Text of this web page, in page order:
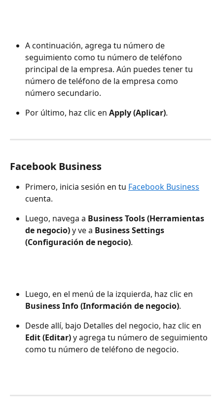
A continuación, agrega tu número de
seguimiento como tu número de teléfono
principal de la empresa. Aún puedes tener tu
número de teléfono de la empresa como
número secundario.
Por último, haz clic en Apply (Aplicar).
Facebook Business
Primero, inicia sesión en tu Facebook Business
cuenta.
Luego, navega a Business Tools (Herramientas
de negocio) y ve a Business Settings
(Configuración de negocio).
Luego, en el menú de la izquierda, haz clic en
Business Info (Información de negocio).
Desde allí, bajo Detalles del negocio, haz clic en
Edit (Editar) y agrega tu número de seguimiento
como tu número de teléfono de negocio.